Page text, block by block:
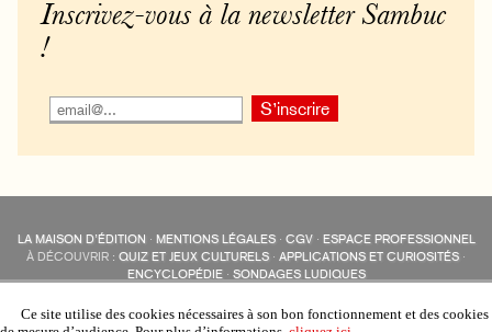
Inscrivez-vous à la newsletter Sambuc
!
LA MAISON D’ÉDITION · MENTIONS LÉGALES· CGV· ESPACE PROFESSIONNEL
À DÉCOUVRIR : QUIZ ET JEUX CULTURELS · APPLICATIONS ET CURIOSITÉS ·
ENCYCLOPÉDIE· SONDAGES LUDIQUES
COLLECTIONS :SAMBUC·ÉDISOLUM·REVUE LITTÉRAIREL’EAU-FORTE
AUTRES SITES :COLL. « LES ÉDISOLUM »
Ce site utilise des cookies nécessaires à son bon fonctionnement et des cookies